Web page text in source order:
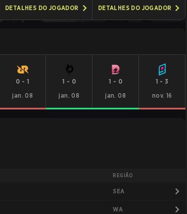
DETALHES DO JOGADOR DETALHES DO JOGADOR
0 - 1
jan. 08
1 - 0
jan. 08
1 - 0
jan. 08
1 - 3
nov. 16
REGIÃO
SEA
WA